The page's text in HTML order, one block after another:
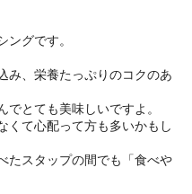
ングです。
み、栄養たっぷりのコクのあ
とても美味しいですよ。
くて心配って方も多いかもし
たスタップの間でも「食べや